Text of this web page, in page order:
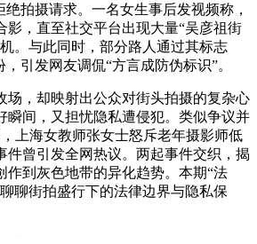
绝拍摄请求。一名女生事后发视频称，
影，直至社交平台出现大量“吴彦祖街
。与此同时，部分路人通过其标志
引发网友调侃“方言成防伪标识”。
场，却映射出公众对街头拍摄的复杂心
瞬间，又担忧隐私遭侵犯。类似争议并
上海女教师张女士怒斥老年摄影师低
件曾引发全网热议。两起事件交织，揭
作到灰色地带的异化趋势。本期“法
聊街拍盛行下的法律边界与隐私保